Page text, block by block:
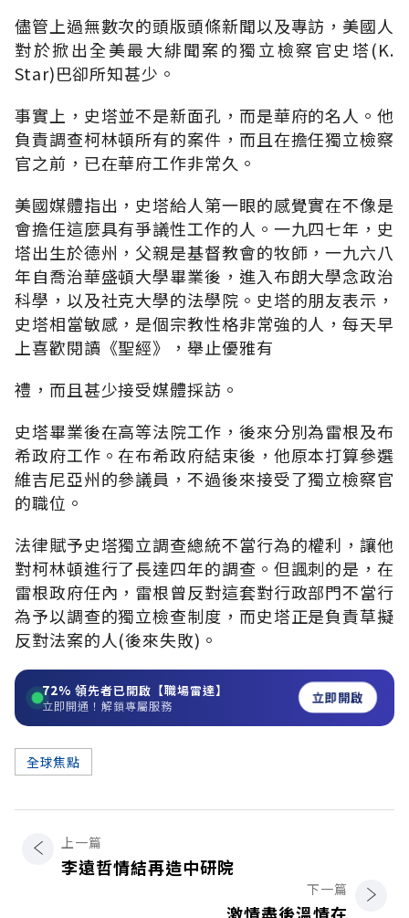
儘管上過無數次的頭版頭條新聞以及專訪，美國人
對於掀出全美最大緋聞案的獨立檢察官史塔(K.
Star)巴卻所知甚少。
事實上，史塔並不是新面孔，而是華府的名人。他
負責調查柯林頓所有的案件，而且在擔任獨立檢察
官之前，已在華府工作非常久。
美國媒體指出，史塔給人第一眼的感覺實在不像是
會擔任這麼具有爭議性工作的人。一九四七年，史
塔出生於德州，父親是基督教會的牧師，一九六八
年自喬治華盛頓大學畢業後，進入布朗大學念政治
科學，以及社克大學的法學院。史塔的朋友表示，
史塔相當敏感，是個宗教性格非常強的人，每天早
上喜歡閱讀《聖經》，舉止優雅有
禮，而且甚少接受媒體採訪。
史塔畢業後在高等法院工作，後來分別為雷根及布
希政府工作。在布希政府結束後，他原本打算參選
維吉尼亞州的參議員，不過後來接受了獨立檢察官
的職位。
法律賦予史塔獨立調查總統不當行為的權利，讓他
對柯林頓進行了長達四年的調查。但諷刺的是，在
雷根政府任內，雷根曾反對這套對行政部門不當行
為予以調查的獨立檢查制度，而史塔正是負責草擬
反對法案的人(後來失敗)。
72% 領先者已開啟【職場雷達】
立即開通！解鎖專屬服務 立即開啟
全球焦點
上一篇
李遠哲情結再造中研院
下一篇
激情盡後溫情在